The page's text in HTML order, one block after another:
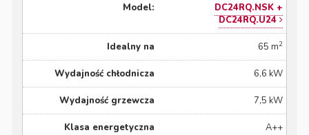
DC24RQ.NSK +
DC24RQ.U24
65 m2
6,6 kW
7,5 kW
A++